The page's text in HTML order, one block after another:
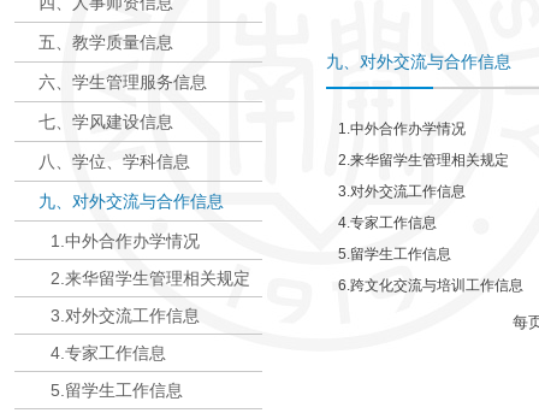
五、教学质量信息
六、学生管理服务信息
七、学风建设信息
八、学位、学科信息
九、对外交流与合作信息
1.中外合作办学情况
2.来华留学生管理相关规定
3.对外交流工作信息
4.专家工作信息
5.留学生工作信息
九、对外交流与合作信息
1.中外合作办学情况
2.来华留学生管理相关规定
3.对外交流工作信息
4.专家工作信息
5.留学生工作信息
6.跨文化交流与培训工作信息
每